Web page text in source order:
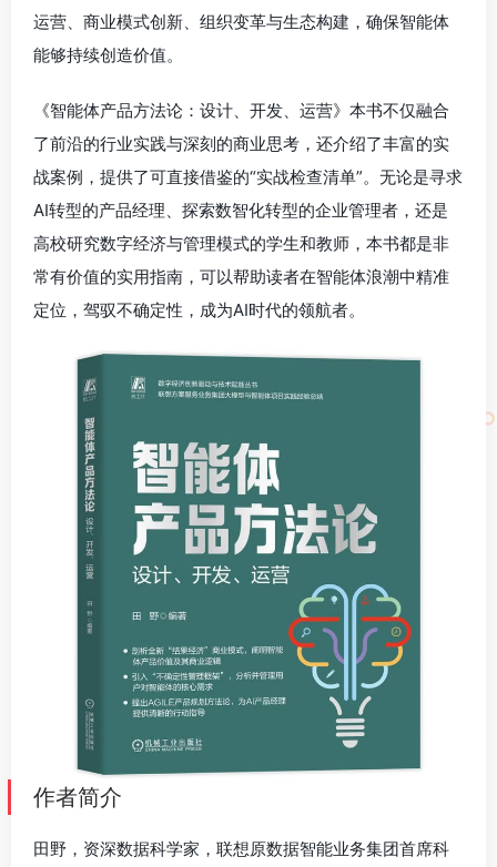
运营、商业模式创新、组织变革与生态构建，确保智能体
能够持续创造价值。
《智能体产品方法论：设计、开发、运营》本书不仅融合
了前沿的行业实践与深刻的商业思考，还介绍了丰富的实
战案例，提供了可直接借鉴的“实战检查清单”。无论是寻求
AI转型的产品经理、探索数智化转型的企业管理者，还是
高校研究数字经济与管理模式的学生和教师，本书都是非
常有价值的实用指南，可以帮助读者在智能体浪潮中精准
定位，驾驭不确定性，成为AI时代的领航者。
作者简介
田野，资深数据科学家，联想原数据智能业务集团首席科